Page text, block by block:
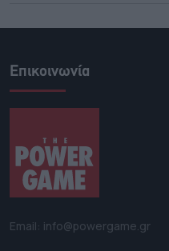
Επικοινωνία
Email: info@powergame.gr